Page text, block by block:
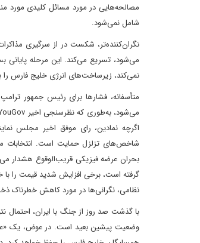
مصالحه‌هایی در مورد مسائل کلیدی مورد
شامل نمی‌شود.
نگران‌کننده‌تر، شکست در از سرگیری
می‌شود، تسریع می‌کند. این مرحله پایانی
نمی‌کند، زیرساخت‌های انرژی خلیج فارس را
متأسفانه، فشارها برای رئیس جمهور
اگرچه نمادین، رای موفق اخیر مجلس
شاخص‌های تزلزل حمایت است. انتخابات
بحران عرضه فیزیکی قریب‌الوقوع هشدار
گرفته است، برخی افزایش شدید قیمت را
نظامی، نگرانی‌ها در مورد کاهش خطرناک
با گذشت صد روز از جنگ با ایران، احتمال
وضعیت پیشین بعید است. در عوض، یک